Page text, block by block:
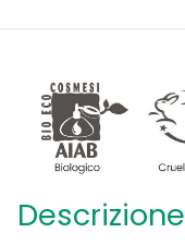
Descrizione